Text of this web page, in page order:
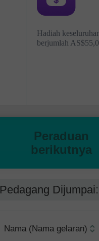
Hadiah
berjumlah
Peraduan
berikutnya
Pedagang Dijumpai:
Nama (Nama gelaran)